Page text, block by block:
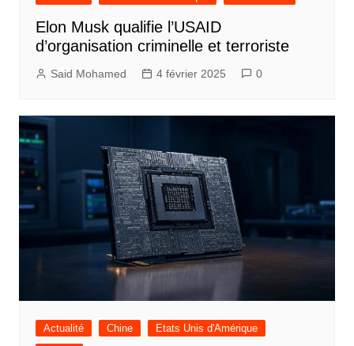
Elon Musk qualifie l’USAID
d’organisation criminelle et terroriste
Said Mohamed 4 février 2025 0
Actualité Chine
Etats Unis d'Amérique